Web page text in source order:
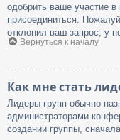
одобрить ваше участие
присоединиться.
отклонил ваш запрос; у
Вернуться к началу
Как мне стать
Лидеры групп обычно
администраторами
создании группы,